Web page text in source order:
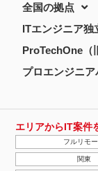
全国の拠点
ITエンジニア独
ProTechOne（
プロエンジニ
エリアからIT案件
フルリモー
関東